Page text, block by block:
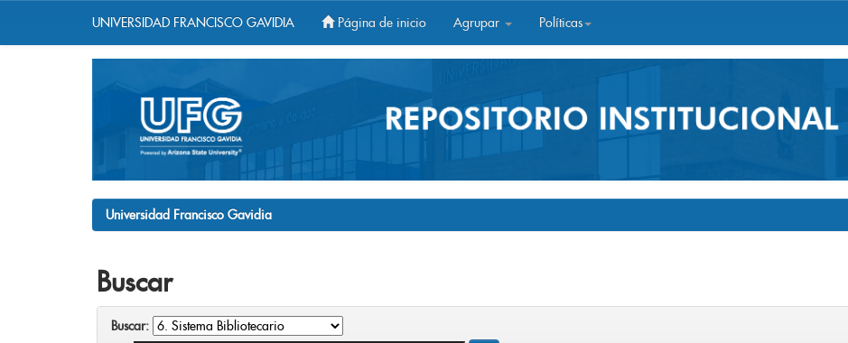
UNIVERSIDAD FRANCISCO GAVIDIA Página de inicio Agrupar Políticas
Universidad Francisco Gavidia
Buscar
Buscar: